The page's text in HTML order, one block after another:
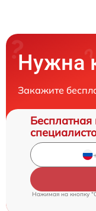
Нужна
Закажите
Бесплатная
Нажимая на кнопку